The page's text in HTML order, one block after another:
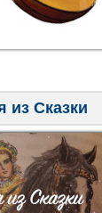
из Сказки